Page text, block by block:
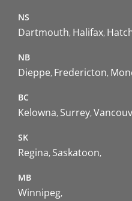
NS
Dartmouth Halifax
NB
Dieppe Fredericton
BC
Kelowna Surrey
SK
Regina Saskatoon
MB
Winnipeg